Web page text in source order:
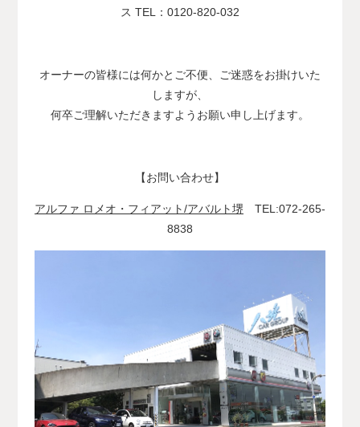
ス TEL：0120-820-032
オーナーの皆様には何かとご不便、ご迷惑をお掛けいた
しますが、
何卒ご理解いただきますようお願い申し上げます。
【お問い合わせ】
アルファ ロメオ・フィアット/アバルト堺 TEL:072-265-
8838